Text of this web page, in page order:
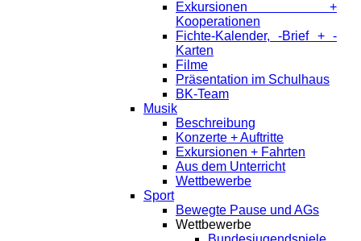
Exkursionen +
Kooperationen
Fichte-Kalender, -Brief + -
Karten
Filme
Präsentation im Schulhaus
BK-Team
Musik
Beschreibung
Konzerte + Auftritte
Exkursionen + Fahrten
Aus dem Unterricht
Wettbewerbe
Sport
Bewegte Pause und AGs
Wettbewerbe